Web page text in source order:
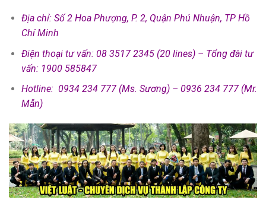
Địa chỉ: Số 2 Hoa Phượng, P. 2, Quận Phú Nhuận, TP Hồ
Chí Minh
Điện thoại tư vấn: 08 3517 2345 (20 lines) – Tổng đài tư
vấn: 1900 585847
Hotline: 0934 234 777 (Ms. Sương) – 0936 234 777 (Mr.
Mẫn)